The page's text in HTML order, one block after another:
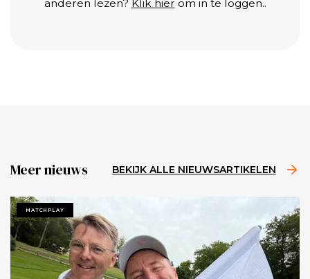
anderen lezen? Klik hier om in te loggen..
Meer nieuws BEKIJK ALLE NIEUWSARTIKELEN
MATCHPLAY